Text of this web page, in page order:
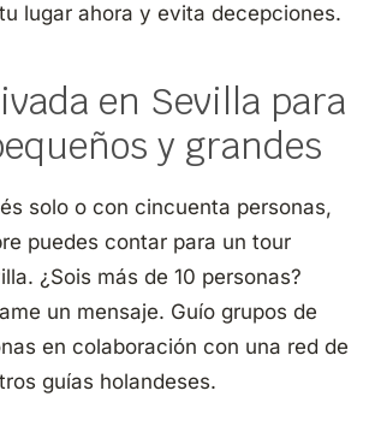
lugar ahora y evita decepciones.
en Sevilla para
y grandes
solo o con cincuenta personas,
puedes contar para un tour
¿Sois más de 10 personas?
un mensaje. Guío grupos de
en colaboración con una red de
guías holandeses.